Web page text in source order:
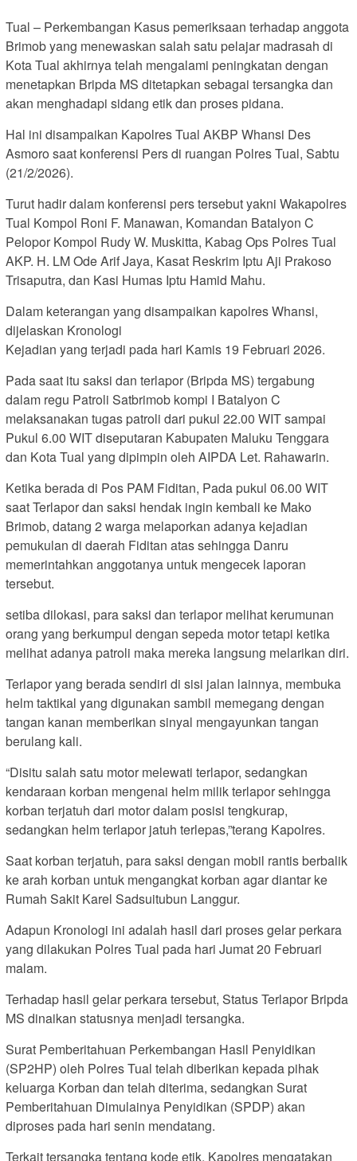
Tual – Perkembangan Kasus pemeriksaan terhadap anggota
Brimob yang menewaskan salah satu pelajar madrasah di
Kota Tual akhirnya telah mengalami peningkatan dengan
menetapkan Bripda MS ditetapkan sebagai tersangka dan
akan menghadapi sidang etik dan proses pidana.
Hal ini disampaikan Kapolres Tual AKBP Whansi Des
Asmoro saat konferensi Pers di ruangan Polres Tual, Sabtu
(21/2/2026).
Turut hadir dalam konferensi pers tersebut yakni Wakapolres
Tual Kompol Roni F. Manawan, Komandan Batalyon C
Pelopor Kompol Rudy W. Muskitta, Kabag Ops Polres Tual
AKP. H. LM Ode Arif Jaya, Kasat Reskrim Iptu Aji Prakoso
Trisaputra, dan Kasi Humas Iptu Hamid Mahu.
Dalam keterangan yang disampaikan kapolres Whansi,
dijelaskan Kronologi
Kejadian yang terjadi pada hari Kamis 19 Februari 2026.
Pada saat itu saksi dan terlapor (Bripda MS) tergabung
dalam regu Patroli Satbrimob kompi I Batalyon C
melaksanakan tugas patroli dari pukul 22.00 WIT sampai
Pukul 6.00 WIT diseputaran Kabupaten Maluku Tenggara
dan Kota Tual yang dipimpin oleh AIPDA Let. Rahawarin.
Ketika berada di Pos PAM Fiditan, Pada pukul 06.00 WIT
saat Terlapor dan saksi hendak ingin kembali ke Mako
Brimob, datang 2 warga melaporkan adanya kejadian
pemukulan di daerah Fiditan atas sehingga Danru
memerintahkan anggotanya untuk mengecek laporan
tersebut.
setiba dilokasi, para saksi dan terlapor melihat kerumunan
orang yang berkumpul dengan sepeda motor tetapi ketika
melihat adanya patroli maka mereka langsung melarikan diri.
Terlapor yang berada sendiri di sisi jalan lainnya, membuka
helm taktikal yang digunakan sambil memegang dengan
tangan kanan memberikan sinyal mengayunkan tangan
berulang kali.
“Disitu salah satu motor melewati terlapor, sedangkan
kendaraan korban mengenai helm milik terlapor sehingga
korban terjatuh dari motor dalam posisi tengkurap,
sedangkan helm terlapor jatuh terlepas,”terang Kapolres.
Saat korban terjatuh, para saksi dengan mobil rantis berbalik
ke arah korban untuk mengangkat korban agar diantar ke
Rumah Sakit Karel Sadsuitubun Langgur.
Adapun Kronologi ini adalah hasil dari proses gelar perkara
yang dilakukan Polres Tual pada hari Jumat 20 Februari
malam.
Terhadap hasil gelar perkara tersebut, Status Terlapor Bripda
MS dinaikan statusnya menjadi tersangka.
Surat Pemberitahuan Perkembangan Hasil Penyidikan
(SP2HP) oleh Polres Tual telah diberikan kepada pihak
keluarga Korban dan telah diterima, sedangkan Surat
Pemberitahuan Dimulainya Penyidikan (SPDP) akan
diproses pada hari senin mendatang.
Terkait tersangka tentang kode etik, Kapolres mengatakan